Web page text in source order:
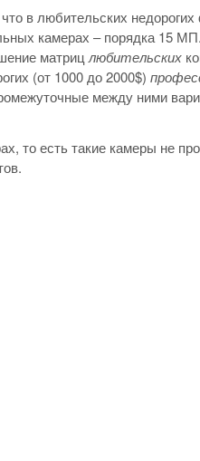
в любительских
камерах – порядка 15
матриц любительских
(от 1000 до 2000$)
между ними
то есть такие камеры не